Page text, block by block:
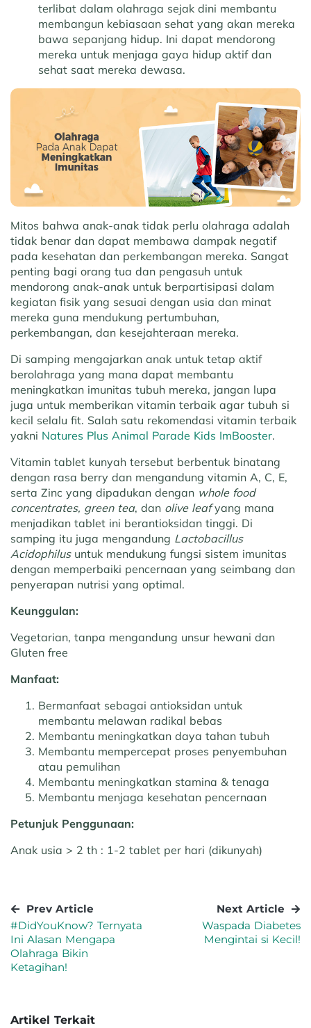
terlibat dalam olahraga sejak dini membantu
membangun kebiasaan sehat yang akan mereka
bawa sepanjang hidup. Ini dapat mendorong
mereka untuk menjaga gaya hidup aktif dan
sehat saat mereka dewasa.
Mitos bahwa anak-anak tidak perlu olahraga adalah
tidak benar dan dapat membawa dampak negatif
pada kesehatan dan perkembangan mereka. Sangat
penting bagi orang tua dan pengasuh untuk
mendorong anak-anak untuk berpartisipasi dalam
kegiatan fisik yang sesuai dengan usia dan minat
mereka guna mendukung pertumbuhan,
perkembangan, dan kesejahteraan mereka.
Di samping mengajarkan anak untuk tetap aktif
berolahraga yang mana dapat membantu
meningkatkan imunitas tubuh mereka, jangan lupa
juga untuk memberikan vitamin terbaik agar tubuh si
kecil selalu fit. Salah satu rekomendasi vitamin terbaik
yakni Natures Plus Animal Parade Kids ImBooster.
Vitamin tablet kunyah tersebut berbentuk binatang
dengan rasa berry dan mengandung vitamin A, C, E,
serta Zinc yang dipadukan dengan whole food
concentrates, green tea, dan olive leafyang mana
menjadikan tablet ini berantioksidan tinggi. Di
samping itu juga mengandung Lactobacillus
Acidophilusuntuk mendukung fungsi sistem imunitas
dengan memperbaiki pencernaan yang seimbang dan
penyerapan nutrisi yang optimal.
Keunggulan:
Vegetarian, tanpa mengandung unsur hewani dan
Gluten free
Manfaat:
Bermanfaat sebagai antioksidan untuk
membantu melawan radikal bebas
Membantu meningkatkan daya tahan tubuh
Membantu mempercepat proses penyembuhan
atau pemulihan
Membantu meningkatkan stamina & tenaga
Membantu menjaga kesehatan pencernaan
Petunjuk Penggunaan:
Anak usia > 2 th : 1-2 tablet per hari (dikunyah)
Prev Article
#DidYouKnow? Ternyata
Ini Alasan Mengapa
Olahraga Bikin
Ketagihan!
Next Article
Waspada Diabetes
Mengintai si Kecil!
Artikel Terkait